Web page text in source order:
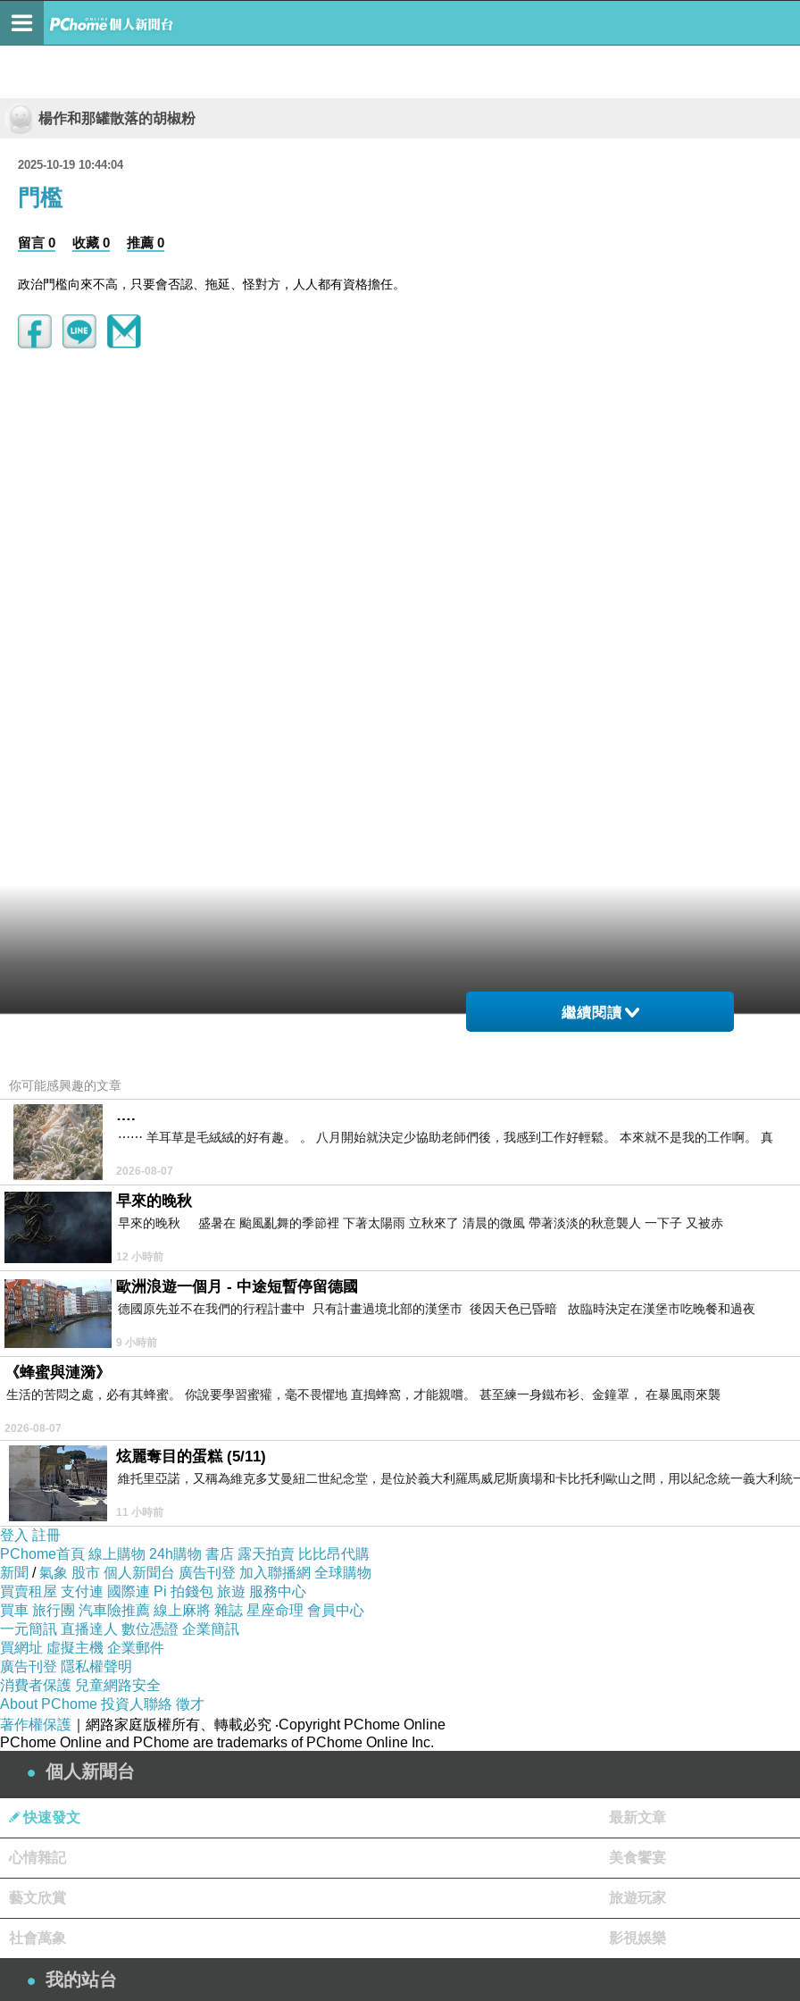
楊作和那罐散落的胡椒粉
2025-10-19 10:44:04
門檻
留言 0 收藏 0 推薦 0
政治門檻向來不高，只要會否認、拖延、怪對方，人人都有資格擔任。
繼續閱讀
你可能感興趣的文章
….
⋯⋯ 羊耳草是毛絨絨的好有趣。 。 八月開始就決定少協助老師們後，我感到工作好輕鬆。 本來就不是我的工作啊。 真
2026-08-07
早來的晚秋
早來的晚秋 盛暑在 颱風亂舞的季節裡 下著太陽雨 立秋來了 清晨的微風 帶著淡淡的秋意襲人 一下子 又被赤
12 小時前
歐洲浪遊一個月 - 中途短暫停留德國
德國原先並不在我們的行程計畫中 只有計畫過境北部的漢堡市 後因天色已昏暗 故臨時決定在漢堡市吃晚餐和過夜
9 小時前
《蜂蜜與漣漪》
生活的苦悶之處，必有其蜂蜜。 你說要學習蜜獾，毫不畏懼地 直搗蜂窩，才能親嚐。 甚至練一身鐵布衫、金鐘罩， 在暴風雨來襲
2026-08-07
炫麗奪目的蛋糕 (5/11)
維托里亞諾，又稱為維克多艾曼紐二世紀念堂，是位於義大利羅馬威尼斯廣場和卡比托利歐山之間，用以紀念統一義大利統
11 小時前
登入 註冊
PChome首頁 線上購物 24h購物 書店 露天拍賣 比比昂代購
新聞 /氣象 股市 個人新聞台 廣告刊登 加入聯播網 全球購物
買賣租屋 支付連 國際連 Pi 拍錢包 旅遊 服務中心
買車 旅行團 汽車險推薦 線上麻將 雜誌 星座命理 會員中心
一元簡訊 直播達人 數位憑證 企業簡訊
買網址 虛擬主機 企業郵件
廣告刊登 隱私權聲明
消費者保護 兒童網路安全
About PChome 投資人聯絡 徵才
著作權保護 ｜網路家庭版權所有、轉載必究 ‧Copyright PChome Online
PChome Online and PChome are trademarks of PChome Online Inc.
個人新聞台
快速發文 最新文章
心情雜記 美食饗宴
藝文欣賞 旅遊玩家
社會萬象 影視娛樂
我的站台